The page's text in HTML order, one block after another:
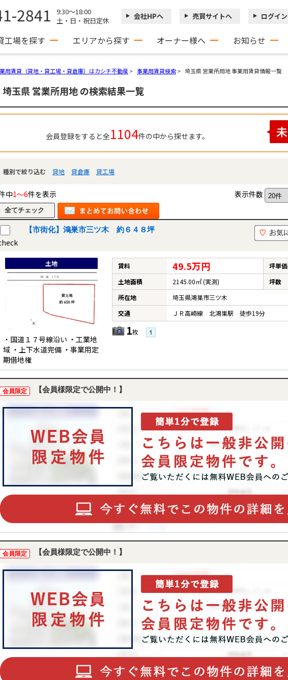
2841
9:30～18:00
土・日・祝日定休
会社HPへ 売買サイトへ ログイン
工場を探す エリアから探す オーナー様へ お知らせ
用賃貸（貸地・貸工場・貸倉庫）はカシチ不動産> 事業用賃貸検索> 埼玉県 営業所用地 事業用賃貸情報一覧
埼玉県 営業所用地 の検索結果一覧
会員登録をすると全1104件の中から探せます。
種別で絞り込む 貸地 貸倉庫 貸工場
中1～6件を表示 表示件数
【市街化】鴻巣市三ツ木 約６４８坪
土地
・国道１７号線沿い ・工業地
域 ・上下水道完備 ・事業用定
期借地権
賃料 49.5万円 坪単価
土地面積
2145.00㎡ (実測) 坪数
所在地
埼玉県鴻巣市三ツ木
交通
ＪＲ高崎線 北鴻巣駅 徒歩19分
1枚
会員限定 【会員様限定で公開中！】
会員限定 【会員様限定で公開中！】